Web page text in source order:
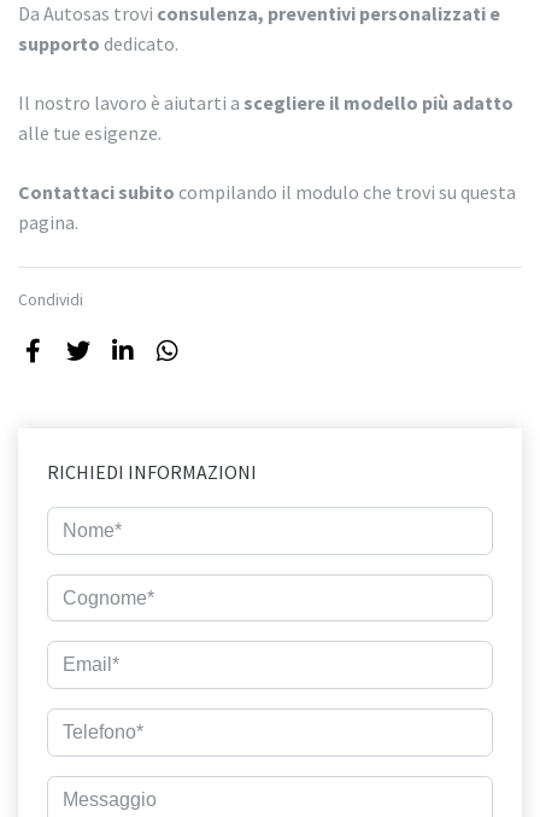
Da Autosas trovi consulenza, preventivi personalizzati e
supporto dedicato.
Il nostro lavoro è aiutarti a scegliere il modello più adatto
alle tue esigenze.
Contattaci subito compilando il modulo che trovi su questa
pagina.
Condividi
RICHIEDI INFORMAZIONI